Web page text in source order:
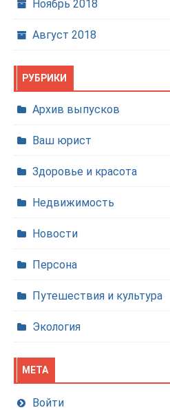
Ноябрь 2018
Август 2018
РУБРИКИ
Архив выпусков
Ваш юрист
Здоровье и красота
Недвижимость
Новости
Персона
Путешествия и культура
Экология
МЕТА
Войти